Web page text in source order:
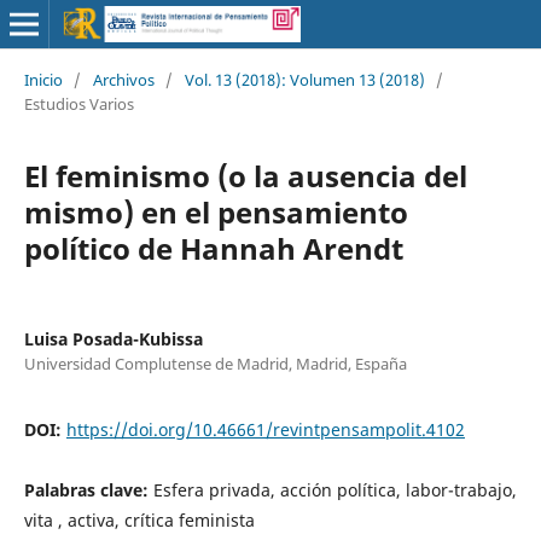
Inicio / Archivos / Vol. 13 (2018): Volumen 13 (2018)
/
Estudios Varios
El feminismo (o la ausencia del
mismo) en el pensamiento
político de Hannah Arendt
Luisa Posada-Kubissa
Universidad Complutense de Madrid, Madrid, España
DOI: https://doi.org/10.46661/revintpensampolit.4102
Palabras clave: Esfera privada, acción política, labor-trabajo,
vita , activa, crítica feminista